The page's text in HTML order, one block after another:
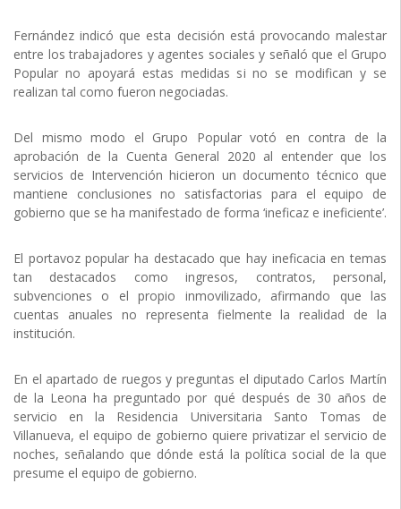
Fernández indicó que esta decisión está provocando malestar
entre los trabajadores y agentes sociales y señaló que el Grupo
Popular no apoyará estas medidas si no se modifican y se
realizan tal como fueron negociadas.
Del mismo modo el Grupo Popular votó en contra de la
aprobación de la Cuenta General 2020 al entender que los
servicios de Intervención hicieron un documento técnico que
mantiene conclusiones no satisfactorias para el equipo de
gobierno que se ha manifestado de forma ‘ineficaz e ineficiente’.
El portavoz popular ha destacado que hay ineficacia en temas
tan destacados como ingresos, contratos, personal,
subvenciones o el propio inmovilizado, afirmando que las
cuentas anuales no representa fielmente la realidad de la
institución.
En el apartado de ruegos y preguntas el diputado Carlos Martín
de la Leona ha preguntado por qué después de 30 años de
servicio en la Residencia Universitaria Santo Tomas de
Villanueva, el equipo de gobierno quiere privatizar el servicio de
noches, señalando que dónde está la política social de la que
presume el equipo de gobierno.